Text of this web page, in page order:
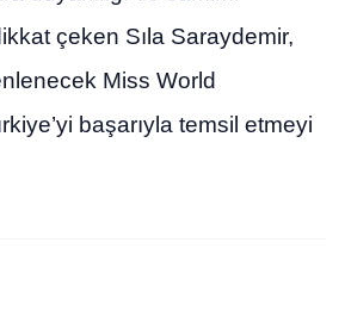
çeken Sıla Saraydemir,
Miss World
başarıyla temsil etmeyi